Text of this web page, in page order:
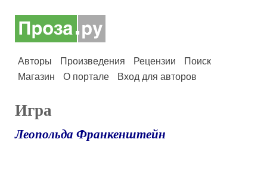
Авторы Произведения Рецензии
Поиск
Магазин
О портале Вход для авторов
Игра
Леопольда Франкенштейн